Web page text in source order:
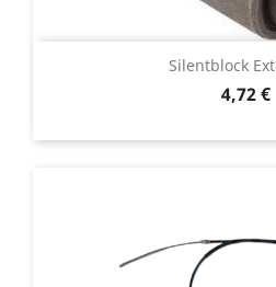
Silentblock
Precio
4,72 €